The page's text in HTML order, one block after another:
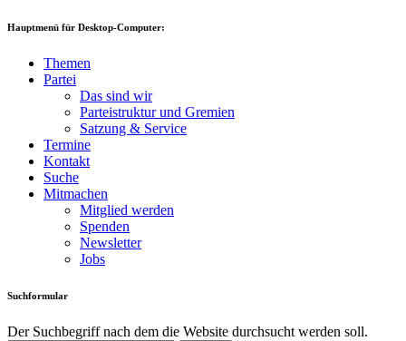
Hauptmenü für Desktop-Computer:
Themen
Partei
Das sind wir
Parteistruktur und Gremien
Satzung & Service
Termine
Kontakt
Suche
Mitmachen
Mitglied werden
Spenden
Newsletter
Jobs
Suchformular
Der Suchbegriff nach dem die Website durchsucht werden soll.